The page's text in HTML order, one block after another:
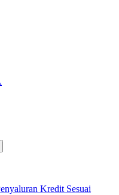
Kredit Sesuai